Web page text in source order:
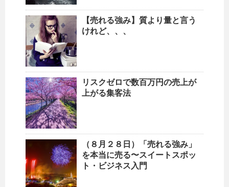
【売れる強み】質より量と言う
けれど、、、
リスクゼロで数百万円の売上が
上がる集客法
（８月２８日）「売れる強み」
を本当に売る〜スイートスポッ
ト・ビジネス入門